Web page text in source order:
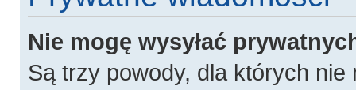
Nie mogę wysyłać
Są trzy powody, dla których nie